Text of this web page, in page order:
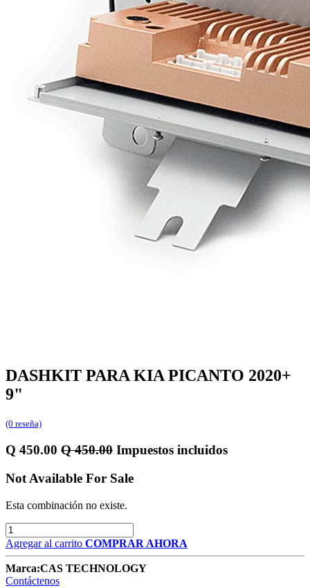
DASHKIT PARA KIA PICANTO 2020+
9"
(0 reseña)
Q 450.00 Q450.00 Impuestos incluidos
Not Available For Sale
Esta combinación no existe.
Agregar al carrito COMPRAR AHORA
Marca:CAS TECHNOLOGY
Contáctenos